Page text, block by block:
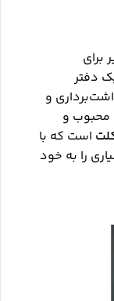
برای
دفتر
و
محبوب و
است که با
را به خود